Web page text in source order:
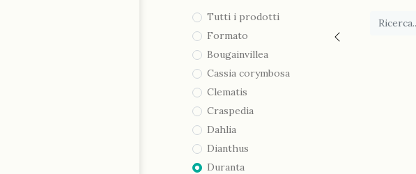
Tutti i prodotti
Formato
Bougainvillea
Cassia corymbosa
Clematis
Craspedia
Dahlia
Dianthus
Duranta